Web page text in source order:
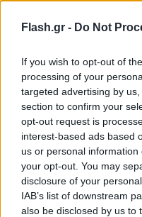
Flash.gr - Do Not
If you wish to opt-out of
processing of your
targeted advertising by
section to confirm your
opt-out request is
interest-based ads based
us or personal
your opt-out. You may
disclosure of your
IAB’s list of downstream
also be disclosed by us to